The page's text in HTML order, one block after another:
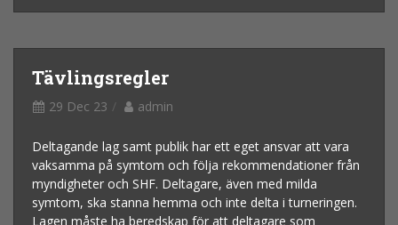
Tävlingsregler
29 Dec 23 admin
Deltagande lag samt publik har ett eget ansvar att vara
vaksamma på symtom och följa rekommendationer från
myndigheter och SHF. Deltagare, även med milda
symtom, ska stanna hemma och inte delta i turneringen.
Lagen måste ha beredskap för att deltagare som